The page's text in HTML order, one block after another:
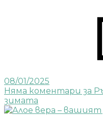
08/01/2025
Няма коментари за
зимата